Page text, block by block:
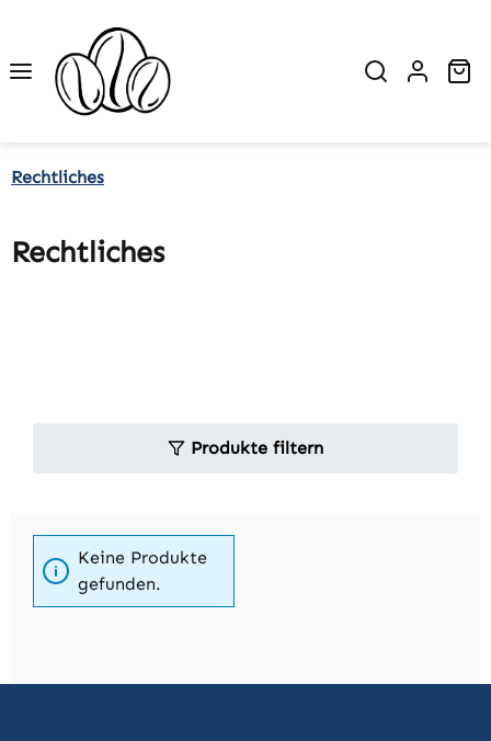
Zum Hauptinhalt springen
Rechtliches
Rechtliches
Produkte filtern
Keine Produkte
gefunden.